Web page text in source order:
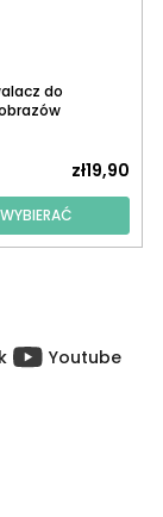
do
zł19,90
WYBIERAĆ
Youtube